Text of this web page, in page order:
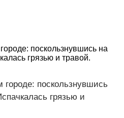
поскользнувшись на
грязью и травой.
городе: поскользнувшись
грязью и